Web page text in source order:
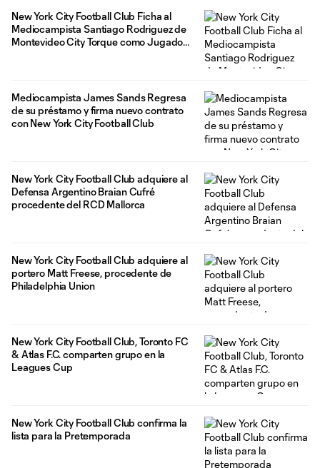
New York City Football Club Ficha al
Mediocampista Santiago Rodriguez de
Montevideo City Torque como Jugador
Mediocampista James Sands Regresa
de su préstamo y firma nuevo contrato
con New York City Football Club
New York City Football Club adquiere al
Defensa Argentino Braian Cufré
procedente del RCD Mallorca
New York City Football Club adquiere al
portero Matt Freese, procedente de
Philadelphia Union
New York City Football Club, Toronto FC
& Atlas F.C. comparten grupo en la
Leagues Cup
New York City Football Club confirma la
lista para la Pretemporada